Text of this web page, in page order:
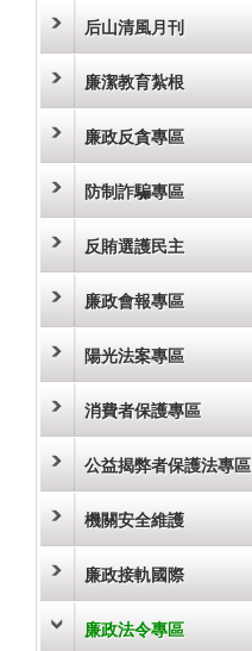
后山清風月刊
廉潔教育紮根
廉政反貪專區
防制詐騙專區
反賄選護民主
廉政會報專區
陽光法案專區
消費者保護專區
公益揭弊者保護法專區
機關安全維護
廉政接軌國際
廉政法令專區